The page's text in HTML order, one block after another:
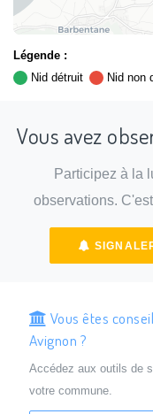
Légende :
Nid détruit
Nid non
Vous avez
Participez à la
observations.
Vous êtes
Avignon ?
Accédez aux outils de
votre commune.